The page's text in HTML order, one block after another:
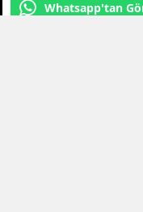
Whatsapp'tan